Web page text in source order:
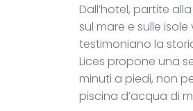
Dall’hotel, partite
sul mare e sulle
testimoniano la
Lices propone una
minuti a piedi, non
piscina d’acqua di